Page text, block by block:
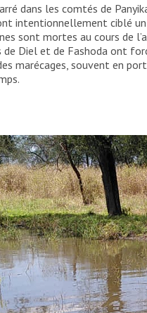
dans les comtés de
intentionnellement ciblé
sont mortes au cours de
Diel et de Fashoda ont
marécages, souvent en